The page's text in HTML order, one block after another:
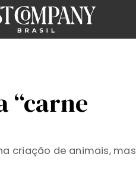
“carne
criação de animais, mas